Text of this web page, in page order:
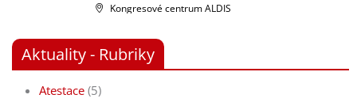
Kongresové centrum ALDIS
Aktuality - Rubriky
Atestace (5)